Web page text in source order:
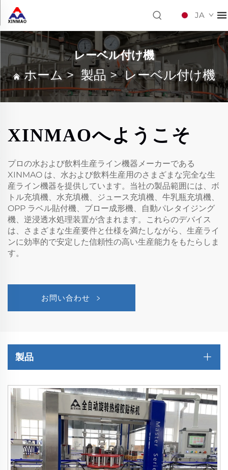
JA
レーベル付け機
ホーム>製品 >レーベル付け機
XINMAOへようこそ
プロの水および飲料生産ライン機器メーカーである
XINMAO は、水および飲料生産用のさまざまな完全な生
産ライン機器を提供しています。当社の製品範囲には、ボ
トル充填機、水充填機、ジュース充填機、牛乳瓶充填機、
OPP ラベル貼付機、ブロー成形機、自動パレタイジング
機、逆浸透水処理装置が含まれます。これらのデバイス
は、さまざまな生産要件と仕様を満たしながら、生産ライ
ンに効率的で安定した信頼性の高い生産能力をもたらしま
す。
お問い合わせ
製品